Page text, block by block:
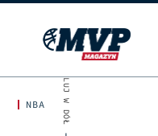
NBA SKROLUJ W DÓŁ